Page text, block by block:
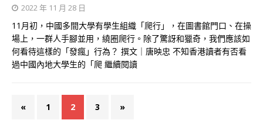
2022 年 11 月 28 日
11月初，中國多間大學有學生組織「爬行」，在圖書館門口、在操
場上，一群人手腳並用，繞圈爬行。除了驚訝和獵奇，我們應該如
何看待這樣的「發瘋」行為？ 撰文｜唐映忠 不知香港讀者有否看
過中國內地大學生的「爬 繼續閱讀
« 1 2 3 »